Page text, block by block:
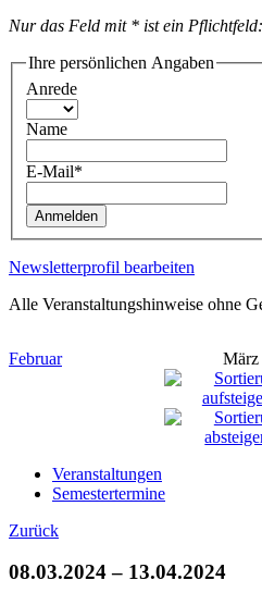
Nur das Feld mit * ist ein Pflichtfeld:
Ihre persönlichen Angaben
Anrede
Name
E-Mail*
Anmelden
Newsletterprofil bearbeiten
Alle Veranstaltungshinweise ohne
Februar März
Veranstaltungen
Semestertermine
Zurück
08.03.2024 – 13.04.2024